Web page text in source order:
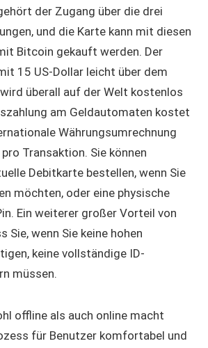
der Zugang über die drei
und die Karte kann mit diesen
Bitcoin gekauft werden. Der
15 US-Dollar leicht über dem
überall auf der Welt kostenlos
am Geldautomaten kostet
Währungsumrechnung
Transaktion. Sie können
Debitkarte bestellen, wenn Sie
möchten, oder eine physische
Ein weiterer großer Vorteil von
Sie, wenn Sie keine hohen
keine vollständige ID-
müssen.
offline als auch online macht
für Benutzer komfortabel und